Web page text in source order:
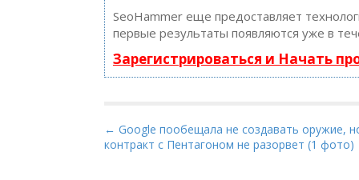
SeoHammer еще предоставляет
первые результаты появляются уже в
Зарегистрироваться и Начать
P
o
← Google пообещала не создавать оружие,
контракт с Пентагоном не разорвет (1 фото)